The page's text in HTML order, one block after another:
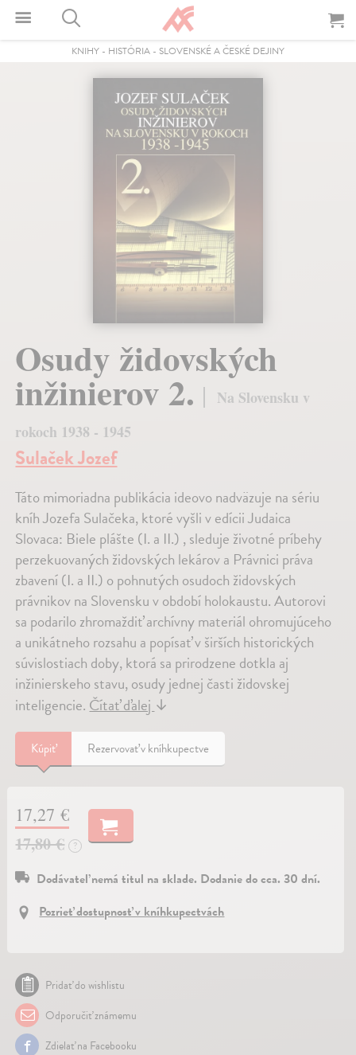
KNIHY - HISTÓRIA - SLOVENSKÉ A ČESKÉ DEJINY
Osudy židovských
inžinierov 2.
Na Slovensku v
rokoch 1938 - 1945
Sulaček Jozef
Táto mimoriadna publikácia ideovo nadväzuje na sériu
kníh Jozefa Sulačeka, ktoré vyšli v edícii Judaica
Slovaca: Biele plášte (I. a II.) , sleduje životné príbehy
perzekuovaných židovských lekárov a Právnici práva
zbavení (I. a II.) o pohnutých osudoch židovských
právnikov na Slovensku v období holokaustu. Autorovi
sa podarilo zhromaždiť archívny materiál ohromujúceho
a unikátneho rozsahu a popísať v širších historických
súvislostiach doby, ktorá sa prirodzene dotkla aj
inžinierskeho stavu, osudy jednej časti židovskej
inteligencie. Čítať ďalej ↓
Kúpiť Rezervovať v kníhkupectve
17,27 €
17,80 €
?
Dodávateľ nemá titul na sklade. Dodanie do cca. 30 dní.
Pozrieť dostupnosť v kníhkupectvách
Pridať do wishlistu
Odporučiť známemu
Zdielať na Facebooku